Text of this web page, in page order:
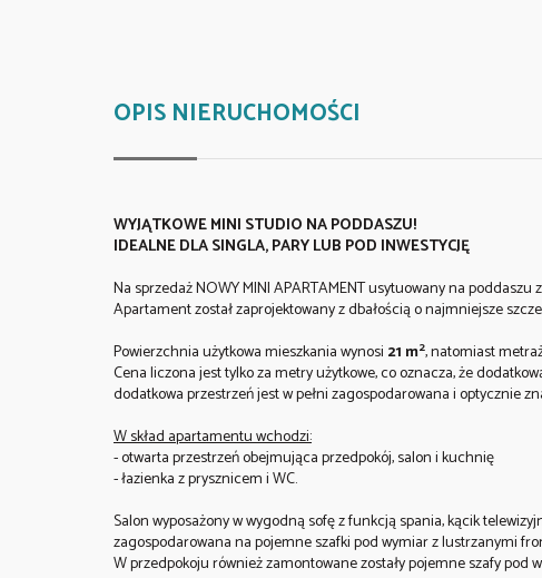
OPIS NIERUCHOMOŚCI
WYJĄTKOWE MINI STUDIO NA PODDASZU!
IDEALNE DLA SINGLA, PARY LUB POD INWESTYCJĘ
Na sprzedaż NOWY MINI APARTAMENT usytuowany na
Apartament został zaprojektowany z dbałością o najmniejsze
Powierzchnia użytkowa mieszkania wynosi 21 m2, natomiast
Cena liczona jest tylko za metry użytkowe, co oznacza, że
dodatkowa przestrzeń jest w pełni zagospodarowana i optycznie
W skład apartamentu wchodzi:
- otwarta przestrzeń obejmująca przedpokój, salon i kuchnię
- łazienka z prysznicem i WC.
Salon wyposażony w wygodną sofę z funkcją spania, kącik
zagospodarowana na pojemne szafki pod wymiar z lustrzanymi
W przedpokoju również zamontowane zostały pojemne szafy pod